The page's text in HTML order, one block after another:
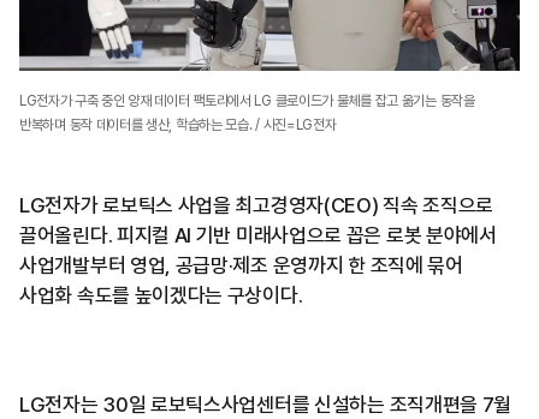
LG전자가 구축 중인 양재 데이터 팩토리에서 LG 클로이드가 물체를 잡고 옮기는 동작을
반복하며 동작 데이터를 생산, 학습하는 모습. / 사진=LG전자
LG전자가 로보틱스 사업을 최고경영자(CEO) 직속 조직으로
끌어올린다. 피지컬 AI 기반 미래사업으로 꼽은 로봇 분야에서
사업개발부터 영업, 공급망·제조 운영까지 한 조직에 묶어
사업화 속도를 높이겠다는 구상이다.
LG전자는 30일 로보틱스사업센터를 신설하는 조직개편을 7월